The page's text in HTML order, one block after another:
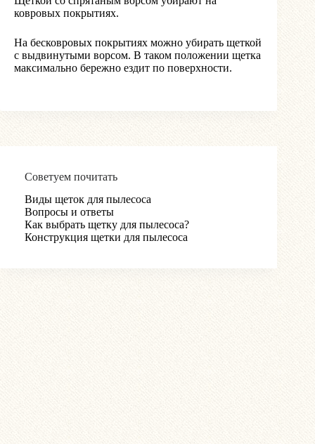
ковровых покрытиях.
На бесковровых покрытиях можно убирать щеткой
с выдвинутыми ворсом. В таком положении щетка
максимально бережно ездит по поверхности.
Советуем почитать
Виды щеток для пылесоса
Вопросы и ответы
Как выбрать щетку для пылесоса?
Конструкция щетки для пылесоса